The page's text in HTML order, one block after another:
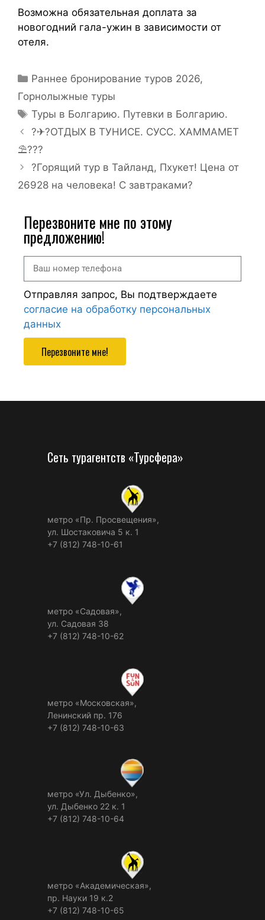
Возможна обязательная доплата за
новогодний гала-ужин в зависимости от
отеля.
Раннее бронирование туров 2026,
Горнолыжные туры
Туры в Болгарию. Путевки в Болгарию.
?✈?ОТДЫХ В ТУНИСЕ. СУСС. ХАММАМЕТ
⛱???
?Горящий тур в Тайланд, Пхукет! Цена от
26928 на человека! С завтраками?
Перезвоните мне по этому
предложению!
Отправляя запрос, Вы подтверждаете
согласие на обработку персональных
данных
Перезвоните мне!
Сеть турагентств «Турсфера»
метро «Пр. Просвещения»,
ул. Шостаковича 5 к. 1
+7 (812) 748-10-61
метро «Садовая»,
ул. Садовая 38
+7 (812) 748-10-62
метро «Московская»,
Ленинский пр. 176
+7 (812) 748-10-63
метро «Ул. Дыбенко»,
ул. Дыбенко 22 к. 1
+7 (812) 748-10-64
метро «Академическая»,
пр. Науки 19 к.2
+7 (812) 748-10-65